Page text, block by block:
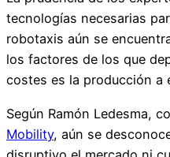
tecnologías necesarias
robotaxis aún se
los factores de los que
costes es la producción a
Según Ramón Ledesma,
Mobility, aún se